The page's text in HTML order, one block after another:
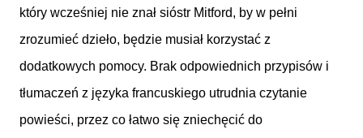
który wcześniej nie znał sióstr Mitford, by w pełni
zrozumieć dzieło, będzie musiał korzystać z
dodatkowych pomocy. Brak odpowiednich przypisów i
tłumaczeń z języka francuskiego utrudnia czytanie
powieści, przez co łatwo się zniechęcić do